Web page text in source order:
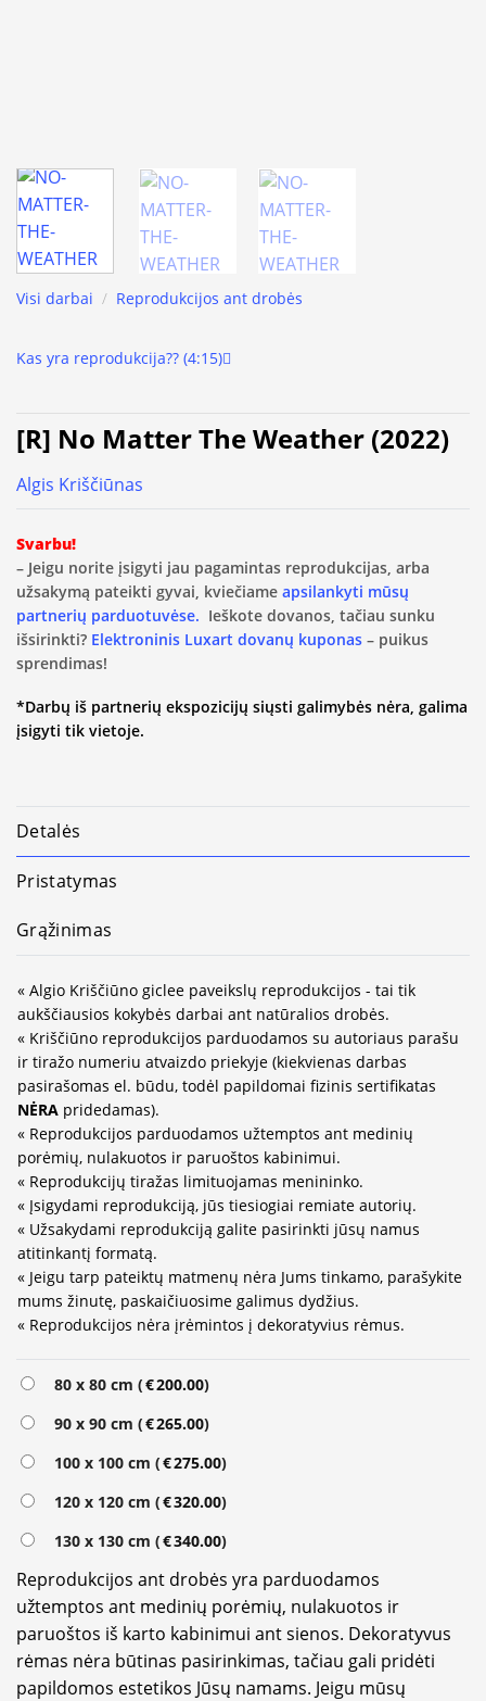
Visi darbai / Reprodukcijos ant drobės
Kas yra reprodukcija?? (4:15)
[R] No Matter The Weather (2022)
Algis Kriščiūnas
Svarbu!
– Jeigu norite įsigyti jau pagamintas reprodukcijas, arba
užsakymą pateikti gyvai, kviečiame apsilankyti mūsų
partnerių parduotuvėse. Ieškote dovanos, tačiau sunku
išsirinkti? Elektroninis Luxart dovanų kuponas – puikus
sprendimas!
*Darbų iš partnerių ekspozicijų siųsti galimybės nėra, galima
įsigyti tik vietoje.
Detalės
Pristatymas
Grąžinimas
« Algio Kriščiūno giclee paveikslų reprodukcijos - tai tik
aukščiausios kokybės darbai ant natūralios drobės.
« Kriščiūno reprodukcijos parduodamos su autoriaus parašu
ir tiražo numeriu atvaizdo priekyje (kiekvienas darbas
pasirašomas el. būdu, todėl papildomai fizinis sertifikatas
NĖRA pridedamas).
« Reprodukcijos parduodamos užtemptos ant medinių
porėmių, nulakuotos ir paruoštos kabinimui.
« Reprodukcijų tiražas limituojamas menininko.
« Įsigydami reprodukciją, jūs tiesiogiai remiate autorių.
« Užsakydami reprodukciją galite pasirinkti jūsų namus
atitinkantį formatą.
« Jeigu tarp pateiktų matmenų nėra Jums tinkamo, parašykite
mums žinutę, paskaičiuosime galimus dydžius.
« Reprodukcijos nėra įrėmintos į dekoratyvius rėmus.
80 x 80 cm (€200.00)
90 x 90 cm (€265.00)
100 x 100 cm (€275.00)
120 x 120 cm (€320.00)
130 x 130 cm (€340.00)
Reprodukcijos ant drobės yra parduodamos
užtemptos ant medinių porėmių, nulakuotos ir
paruoštos iš karto kabinimui ant sienos. Dekoratyvus
rėmas nėra būtinas pasirinkimas, tačiau gali pridėti
papildomos estetikos Jūsų namams. Jeigu mūsų
Alternative: